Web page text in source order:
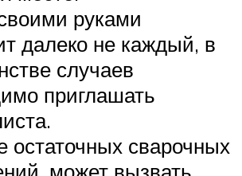
руками
далеко не каждый, в
случаев
приглашать
остаточных сварочных